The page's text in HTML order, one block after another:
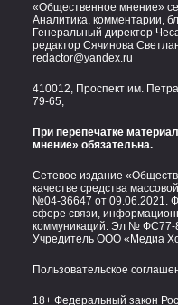
«Общественное мнение»
Аналитика, комментарии,
Генеральный директор
редактор Сячинова
redactor@yandex.ru
410012, Проспект им.
79-65,
При перепечатке
мнение» обязательна.
Сетевое издание
качестве средства
№04-36647 от 09.06.2021.
сфере связи,
коммуникаций. Эл № ФС77-
Учредитель ООО «Медиа
Пользовательское
18+ Федеральный закон